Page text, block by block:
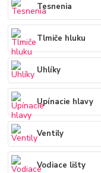
Tesnenia
Tlmiče hluku
Uhlíky
Upínacie hlavy
Ventily
Vodiace lišty